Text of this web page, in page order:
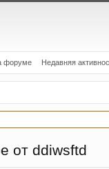
форуме Недавняя
от ddiwsftd